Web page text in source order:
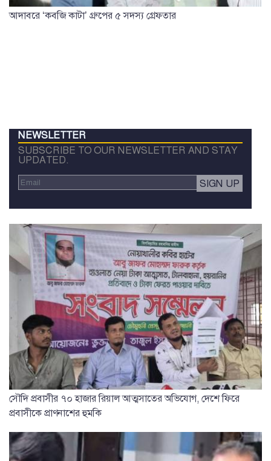
আদাবরে ‘কবজি কাটা’ গ্রুপের ৫ সদস্য গ্রেফতার
NEWSLETTER
SUBSCRIBE TO OUR NEWSLETTER AND STAY
UPDATED.
সৌদি প্রবাসীর ৭০ হাজার রিয়াল আত্মসাতের অভিযোগ, দেশে ফিরে
প্রবাসীকে প্রাণনাশের হুমকি